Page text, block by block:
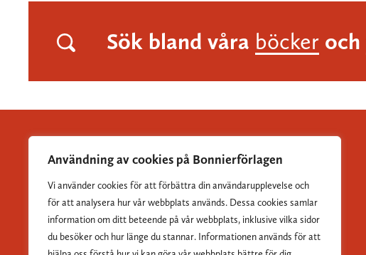
Användning av cookies på Bonnierförlagen
Vi använder cookies för att förbättra din användarupplevelse och
för att analysera hur vår webbplats används. Dessa cookies samlar
information om ditt beteende på vår webbplats, inklusive vilka sidor
du besöker och hur länge du stannar. Informationen används för att
Sök bland våra böcker och
Albert Bonniers Förlag grundades 1837 och är Sveriges
största skönlitterära förlag.